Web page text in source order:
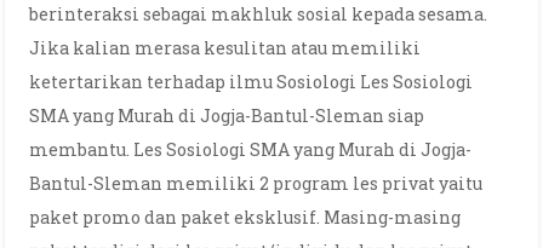
berinteraksi sebagai makhluk sosial kepada sesama.
Jika kalian merasa kesulitan atau memiliki
ketertarikan terhadap ilmu Sosiologi Les Sosiologi
SMA yang Murah di Jogja-Bantul-Sleman siap
membantu. Les Sosiologi SMA yang Murah di Jogja-
Bantul-Sleman memiliki 2 program les privat yaitu
paket promo dan paket eksklusif. Masing-masing